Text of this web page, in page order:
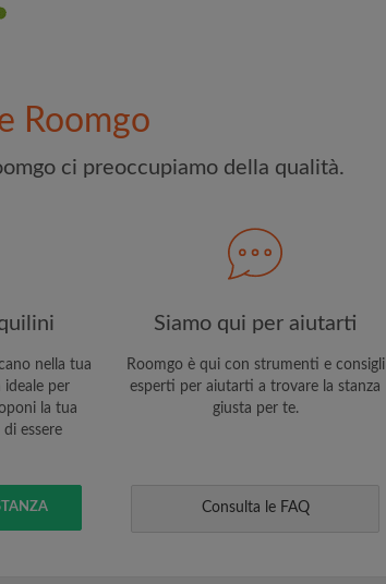
Con l'adesione a Roomgo riceverai offerte esclusive e
Roomgo
ci preoccupiamo della qualità.
nella tua
ideale per
la tua
essere
Siamo qui per aiutarti
Roomgo è qui con strumenti e consigli
esperti per aiutarti a trovare la stanza
giusta per te.
Consulta le FAQ